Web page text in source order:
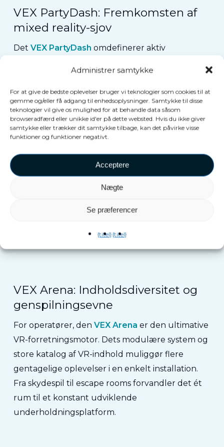
Administrer samtykke
For at give de bedste oplevelser bruger vi teknologier som cookies til at
gemme og/eller få adgang til enhedsoplysninger. Samtykke til disse
teknologier vil give os mulighed for at behandle data såsom
browseradfærd eller unikke id'er på dette websted. Hvis du ikke giver
samtykke eller trækker dit samtykke tilbage, kan det påvirke visse
funktioner og funktioner negativt.
Acceptere
Nægte
Se præferencer
{titel}{titel}
VEX PartyDash: Fremkomsten af
mixed reality-sjov
Det VEX PartyDash omdefinerer aktiv
virkelige verden med interaktive mixed reality-
visuals er den hurtig, social og tilpasningsdygtig.
Perfekt til spillehaller, FEC'er eller andre
underholdningssteder.
Det beviser, at immersiv teknologi ikke er
delt energiLeverer en ægte
fordybende oplevelse.
Opdag VEX PartyDash
VEX Arena: Indholdsdiversitet og
genspilningsevne
For operatører, den VEX Arena er den ultimative
VR-forretningsmotor. Dets modulære system og
store katalog af VR-indhold muliggør flere
gentagelige oplevelser i en enkelt installation.
Fra skydespil til escape rooms forvandler det ét
rum til et konstant udviklende
underholdningsplatform.